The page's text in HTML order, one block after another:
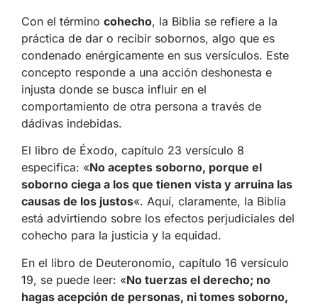
Con el término cohecho, la Biblia se refiere a la
práctica de dar o recibir sobornos, algo que es
condenado enérgicamente en sus versículos. Este
concepto responde a una acción deshonesta e
injusta donde se busca influir en el
comportamiento de otra persona a través de
dádivas indebidas.
El libro de Éxodo, capítulo 23 versículo 8
especifica: «No aceptes soborno, porque el
soborno ciega a los que tienen vista y arruina las
causas de los justos«. Aquí, claramente, la Biblia
está advirtiendo sobre los efectos perjudiciales del
cohecho para la justicia y la equidad.
En el libro de Deuteronomio, capítulo 16 versículo
19, se puede leer: «No tuerzas el derecho; no
hagas acepción de personas, ni tomes soborno,